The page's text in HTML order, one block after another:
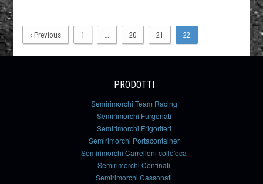
‹ Previous 1 … 20 21 22
PRODOTTI
Semirimorchi Team Racing
Semirimorchi Furgonati
Semirimorchi Frigoriferi
Semirimorchi Portacontainer
Semirimorchi Carrelloni collo'oca
Semirimorchi Centinati
Semirimorchi Cassonati